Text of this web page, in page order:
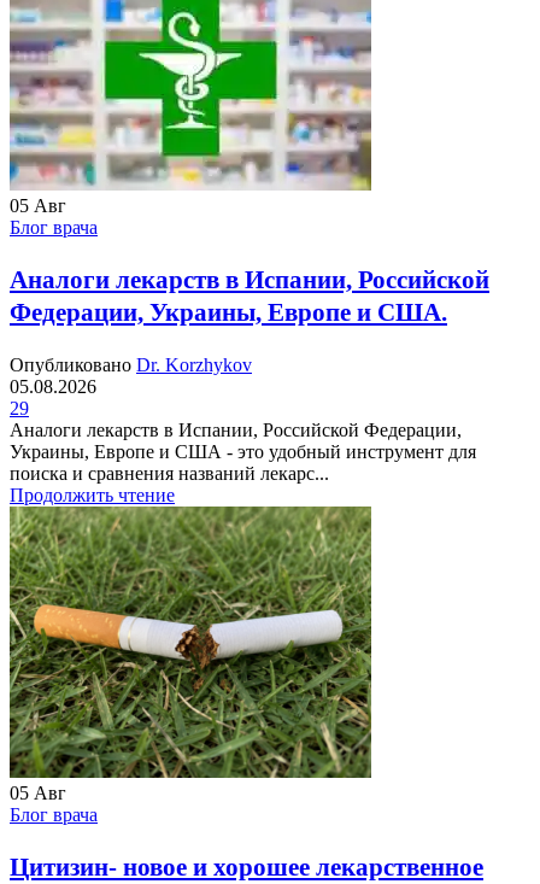
05 Авг
Блог врача
Аналоги лекарств в Испании, Российской
Федерации, Украины, Европе и США.
Опубликовано Dr. Korzhykov
05.08.2026
29
Аналоги лекарств в Испании, Российской Федерации,
Украины, Европе и США - это удобный инструмент для
поиска и сравнения названий лекарс...
Продолжить чтение
05 Авг
Блог врача
Цитизин- новое и хорошее лекарственное